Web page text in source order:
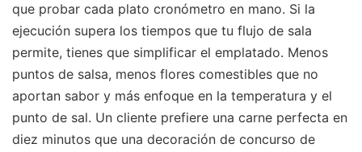
que probar cada plato cronómetro en mano. Si la
ejecución supera los tiempos que tu flujo de sala
permite, tienes que simplificar el emplatado. Menos
puntos de salsa, menos flores comestibles que no
aportan sabor y más enfoque en la temperatura y el
punto de sal. Un cliente prefiere una carne perfecta en
diez minutos que una decoración de concurso de